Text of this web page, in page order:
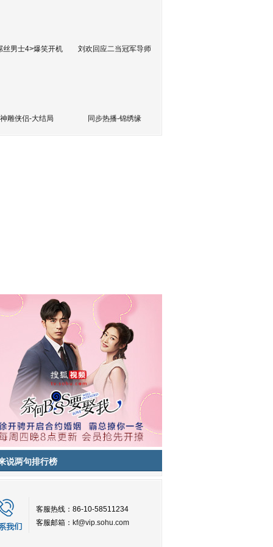
丝男士4>爆笑开机 刘欢回应二当冠军导师
神雕侠侣-大结局 同步热播-锦绣缘
说两句排行榜
客服热线：86-10-58511234
客服邮箱： kf@vip.sohu.com